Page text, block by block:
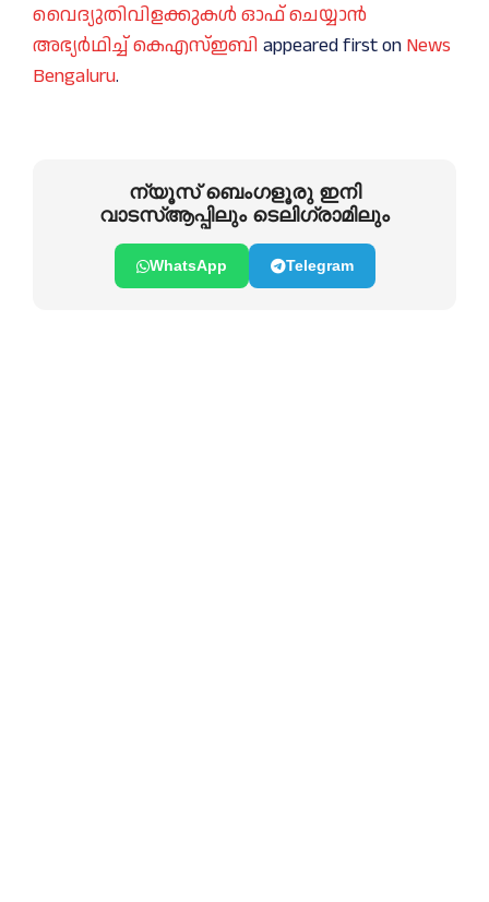
വൈദ്യുതിവിളക്കുകള്‍ ഓഫ് ചെയ്യാൻ
അഭ്യര്‍ഥിച്ച്‌ കെഎസ്‌ഇബി appeared first on News
Bengaluru.
ന്യൂസ് ബെംഗളൂരു ഇനി
വാടസ്ആപ്പിലും ടെലിഗ്രാമിലും
WhatsApp Telegram